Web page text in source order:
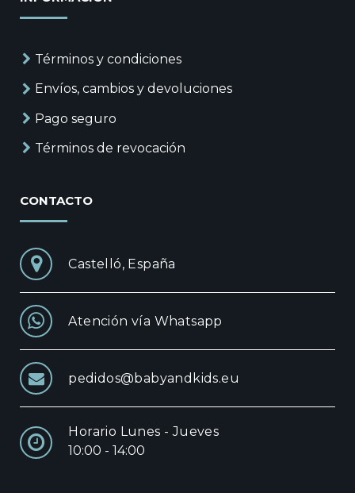
Términos y condiciones
Envíos, cambios y devoluciones
Pago seguro
Términos de revocación
CONTACTO
Castelló, España
Atención vía Whatsapp
pedidos@babyandkids.eu
Horario Lunes - Jueves
10:00 - 14:00